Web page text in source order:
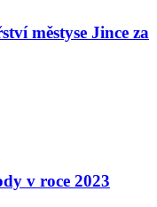
městyse Jince za
v roce 2023